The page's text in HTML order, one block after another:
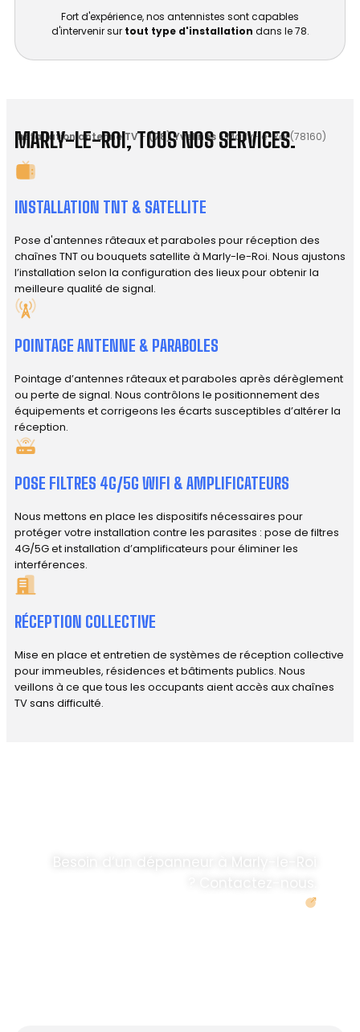
Fort d'expérience, nos antennistes sont capables
d'intervenir sur tout type d'installation dans le 78.
Installation antenne TV-(78) Yvelines-Marly-le-Roi (78160)
MARLY-LE-ROI, TOUS NOS SERVICES.
INSTALLATION TNT & SATELLITE
Pose d'antennes râteaux et paraboles pour réception des
chaînes TNT ou bouquets satellite à Marly-le-Roi. Nous ajustons
l’installation selon la configuration des lieux pour obtenir la
meilleure qualité de signal.
POINTAGE ANTENNE & PARABOLES
Pointage d’antennes râteaux et paraboles après dérèglement
ou perte de signal. Nous contrôlons le positionnement des
équipements et corrigeons les écarts susceptibles d’altérer la
réception.
POSE FILTRES 4G/5G WIFI & AMPLIFICATEURS
Nous mettons en place les dispositifs nécessaires pour
protéger votre installation contre les parasites : pose de filtres
4G/5G et installation d’amplificateurs pour éliminer les
interférences.
RÉCEPTION COLLECTIVE
Mise en place et entretien de systèmes de réception collective
pour immeubles, résidences et bâtiments publics. Nous
veillons à ce que tous les occupants aient accès aux chaînes
TV sans difficulté.
Besoin d’un dépanneur à Marly-le-Roi